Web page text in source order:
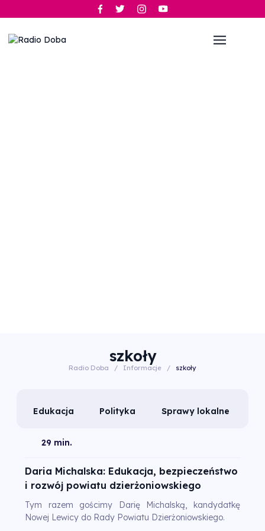
szkoły
Radio Doba / Informacje / szkoły
Edukacja Polityka Sprawy lokalne
29 min.
Daria Michalska: Edukacja, bezpieczeństwo
i rozwój powiatu dzierżoniowskiego
Tym razem gościmy Darię Michalską, kandydatkę
Nowej Lewicy do Rady Powiatu Dzierżoniowskiego.